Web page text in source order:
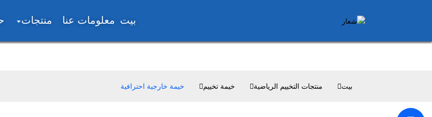
بيت معلومات عنا منتجات
بيت منتجات التخييم الرياضية خيمة تخييم خيمة خارجية احترافية